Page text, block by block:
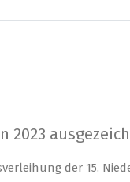
2023
der 15.